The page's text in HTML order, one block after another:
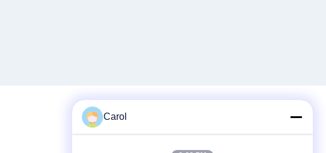
Carol